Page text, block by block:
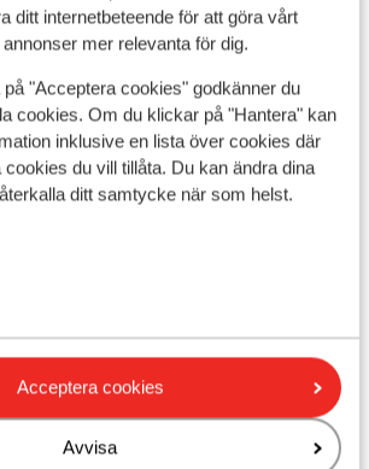
ditt internetbeteende för att göra vårt
mer relevanta för dig.
"Acceptera cookies" godkänner du
cookies. Om du klickar på "Hantera" kan
inklusive en lista över cookies där
du vill tillåta. Du kan ändra dina
ditt samtycke när som helst.
Acceptera cookies
Avvisa
ca 500 m
ca 2,0 km
Skidskola
i Val di Sole